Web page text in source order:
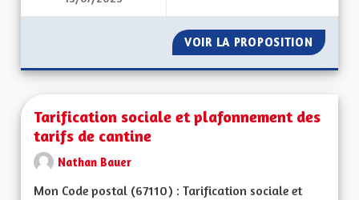
VOIR LA PROPOSITION
Tarification sociale et plafonnement des
tarifs de cantine
Nathan Bauer
Mon Code postal (67110) : Tarification sociale et